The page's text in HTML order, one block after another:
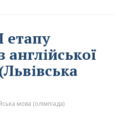
етапу
англійської
мова (олімпіада)